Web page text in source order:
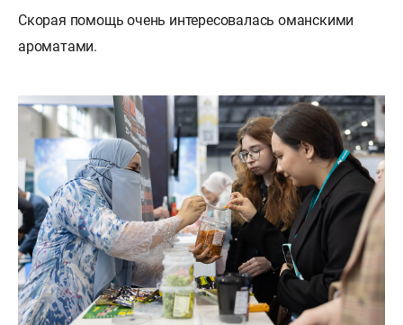
Скорая помощь очень интересовалась оманскими
ароматами.